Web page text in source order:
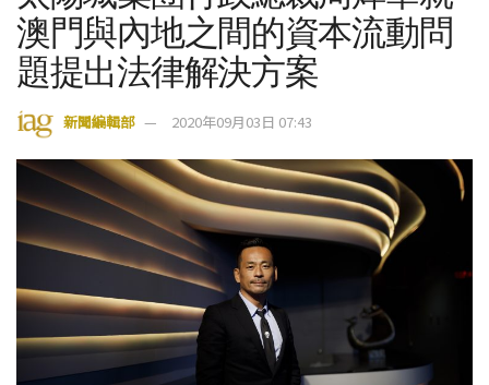
澳門與內地之間的資本流動問
題提出法律解決方案
新聞編輯部 2020年09月03日 07:43